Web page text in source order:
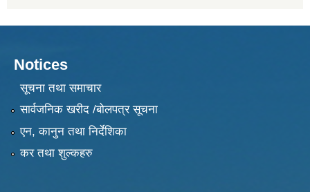
Notices
सूचना तथा समाचार
सार्वजनिक खरीद /बोलपत्र सूचना
एन, कानुन तथा निर्देशिका
कर तथा शुल्कहरु